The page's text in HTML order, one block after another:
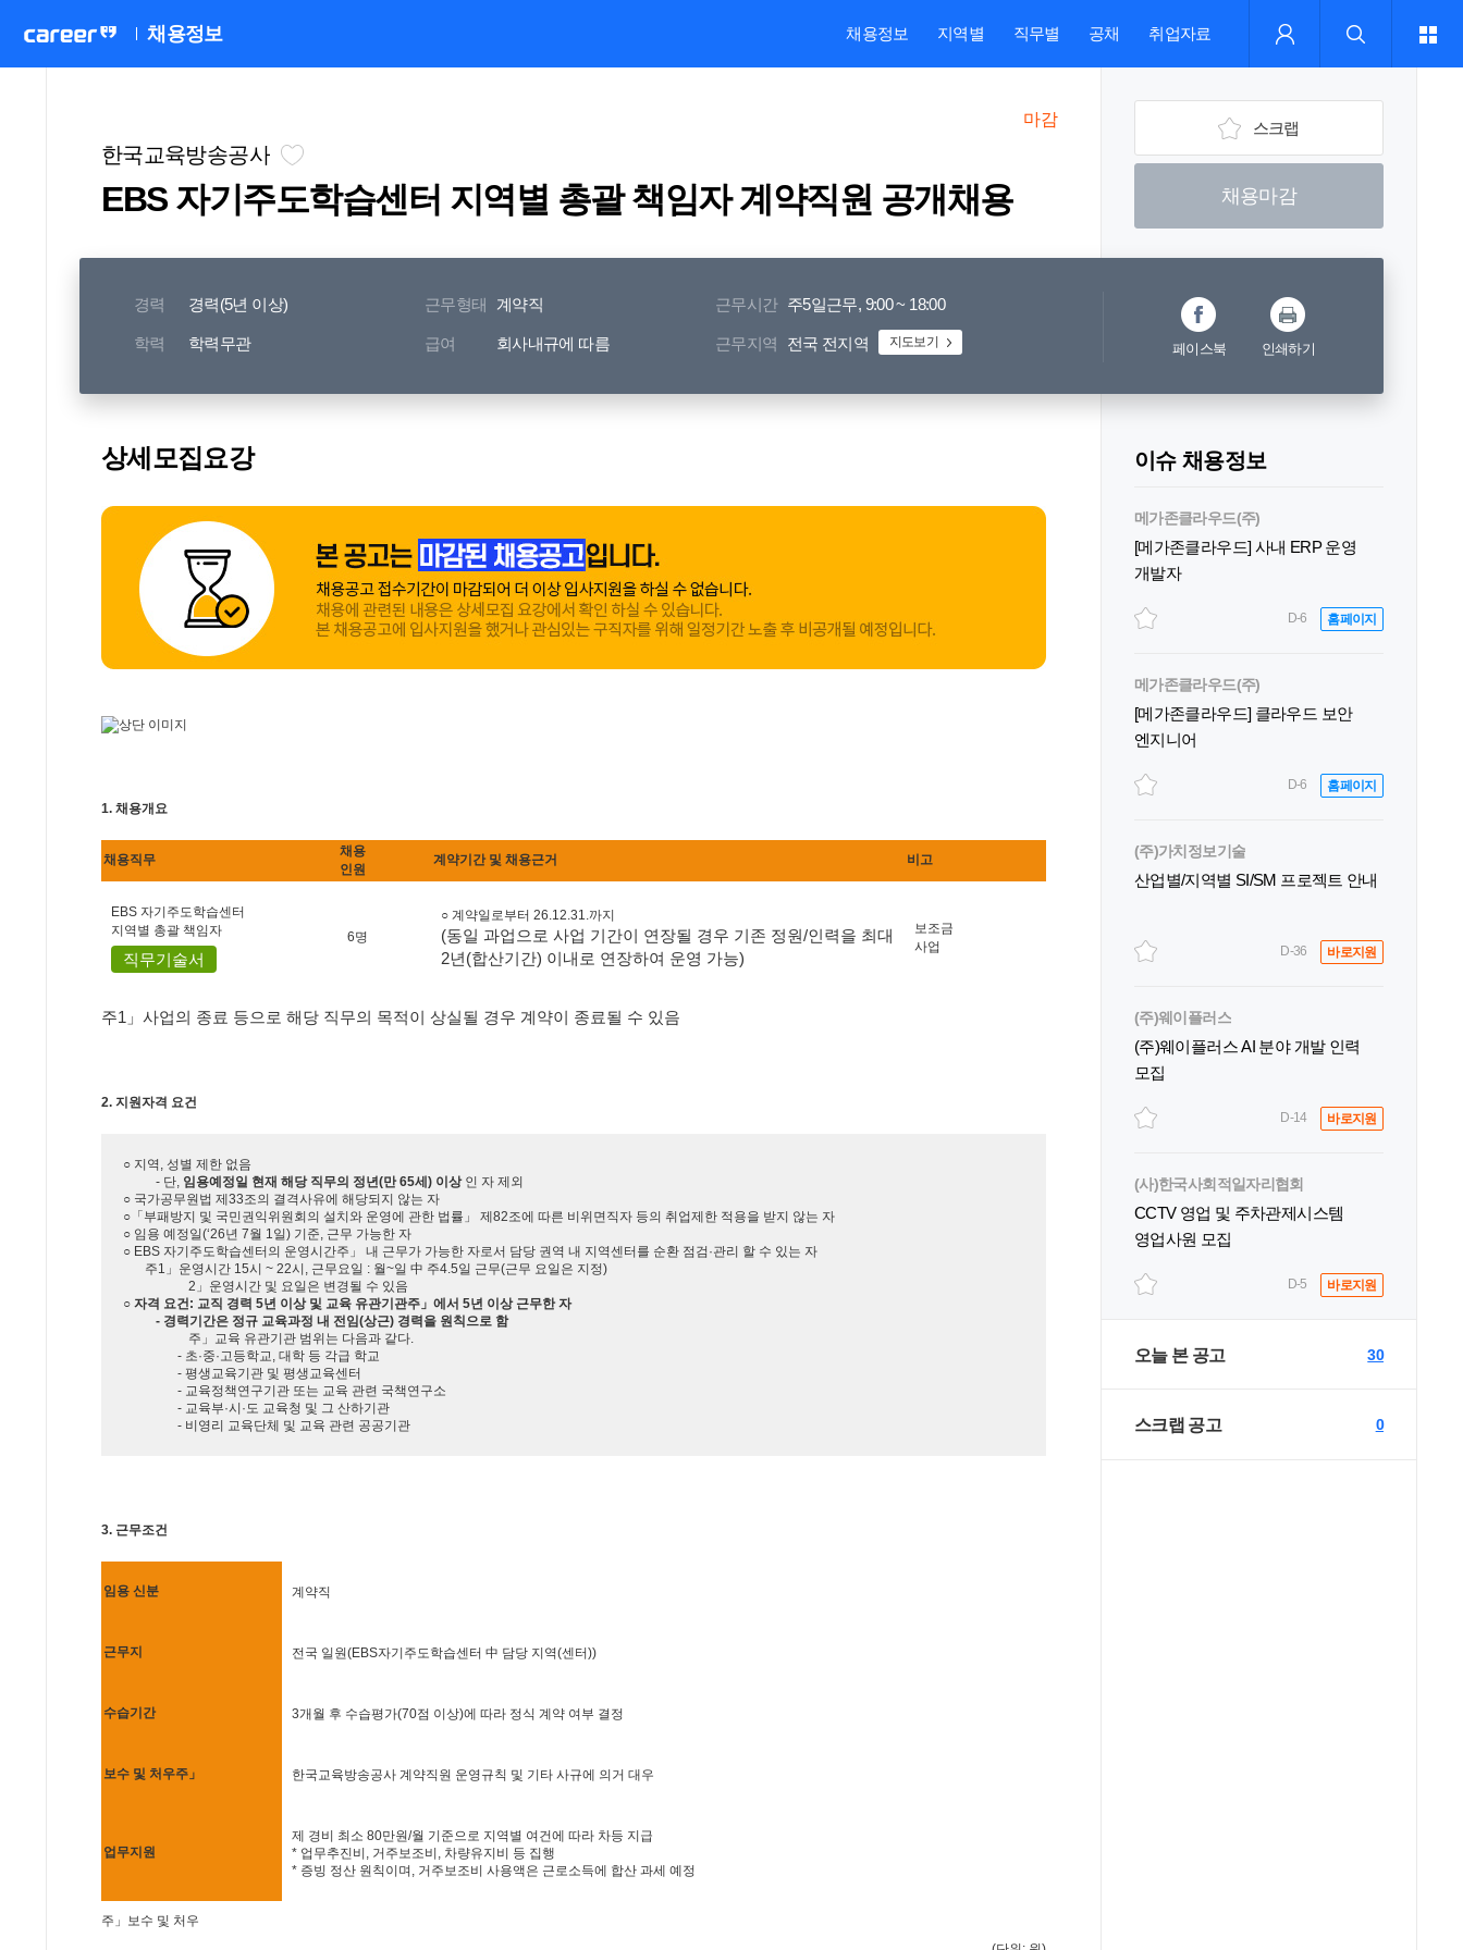
채용정보 채용정보 지역별 직무별 공채 취업자료
한국교육방송공사
EBS 자기주도학습센터 지역별 총괄 책임자 계약직원 공개채용
마감 스크랩
채용마감
경력 경력(5년 이상) 근무형태 계약직 근무시간 주5일근무, 9:00 ~ 18:00
학력 학력무관 급여 회사내규에 따름 근무지역 전국 전지역 지도보기 페이스북 인쇄하기
상세모집요강
1. 채용개요
채용직무
채용
인원
계약기간 및 채용근거 비고
EBS 자기주도학습센터
지역별 총괄 책임자
직무기술서
6명
○ 계약일로부터 26.12.31.까지
(동일 과업으로 사업 기간이 연장될 경우 기존 정원/인력을 최대
2년(합산기간) 이내로 연장하여 운영 가능)
보조금
사업
주1」사업의 종료 등으로 해당 직무의 목적이 상실될 경우 계약이 종료될 수 있음
2. 지원자격 요건
○ 지역, 성별 제한 없음
- 단, 임용예정일 현재 해당 직무의 정년(만 65세) 이상 인 자 제외
○ 국가공무원법 제33조의 결격사유에 해당되지 않는 자
○「부패방지 및 국민권익위원회의 설치와 운영에 관한 법률」 제82조에 따른 비위면직자 등의 취업제한 적용을 받지 않는 자
○ 임용 예정일(‘26년 7월 1일) 기준, 근무 가능한 자
○ EBS 자기주도학습센터의 운영시간주 」 내 근무가 가능한 자로서 담당 권역 내 지역센터를 순환 점검·관리 할 수 있는 자
주1」운영시간 15시 ~ 22시, 근무요일 : 월~일 中 주4.5일 근무(근무 요일은 지정)
2」운영시간 및 요일은 변경될 수 있음
○ 자격 요건: 교직 경력 5년 이상 및 교육 유관기관주 」에서 5년 이상 근무한 자
- 경력기간은 정규 교육과정 내 전임(상근) 경력을 원칙으로 함
주」교육 유관기관 범위는 다음과 같다.
- 초·중·고등학교, 대학 등 각급 학교
- 평생교육기관 및 평생교육센터
- 교육정책연구기관 또는 교육 관련 국책연구소
- 교육부·시·도 교육청 및 그 산하기관
- 비영리 교육단체 및 교육 관련 공공기관
3. 근무조건
임용 신분 계약직
근무지 전국 일원(EBS자기주도학습센터 中 담당 지역(센터))
수습기간 3개월 후 수습평가(70점 이상)에 따라 정식 계약 여부 결정
보수 및 처우주 」 한국교육방송공사 계약직원 운영규칙 및 기타 사규에 의거 대우
업무지원
제 경비 최소 80만원/월 기준으로 지역별 여건에 따라 차등 지급
* 업무추진비, 거주보조비, 차량유지비 등 집행
* 증빙 정산 원칙이며, 거주보조비 사용액은 근로소득에 합산 과세 예정
주」보수 및 처우
이슈 채용정보
메가존클라우드(주)
[메가존클라우드] 사내 ERP 운영
개발자
D-6 홈페이지
메가존클라우드(주)
[메가존클라우드] 클라우드 보안
엔지니어
D-6 홈페이지
(주)가치정보기술
산업별/지역별 SI/SM 프로젝트 안내
D-36 바로지원
(주)웨이플러스
(주)웨이플러스 AI 분야 개발 인력
모집
D-14 바로지원
(사)한국사회적일자리협회
CCTV 영업 및 주차관제시스템
영업사원 모집
D-5 바로지원
오늘 본 공고 30
스크랩 공고 0